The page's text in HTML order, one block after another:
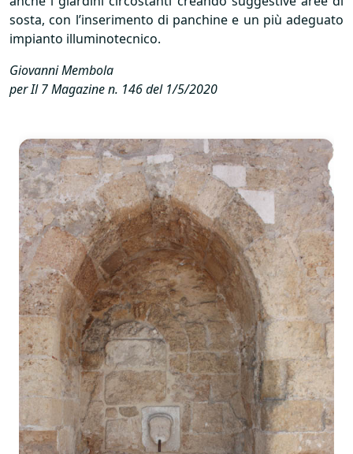
sosta, con l’inserimento di panchine e un più adeguato
impianto illuminotecnico.
Giovanni Membola
per Il 7 Magazine n. 146 del 1/5/2020